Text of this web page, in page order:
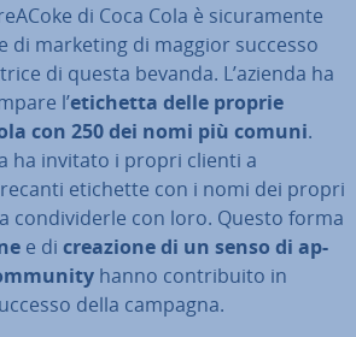
di Coca Cola è si­cu­ra­men­te
di marketing di maggior successo
di questa bevanda. L’azienda ha
l’etichetta delle proprie
con 250 dei nomi più comuni.
ha invitato i propri clienti a
etichette con i nomi dei propri
con­di­vi­der­le con loro. Questo forma
e di creazione di un senso di ap­
hanno con­tri­bui­to in
della campagna.